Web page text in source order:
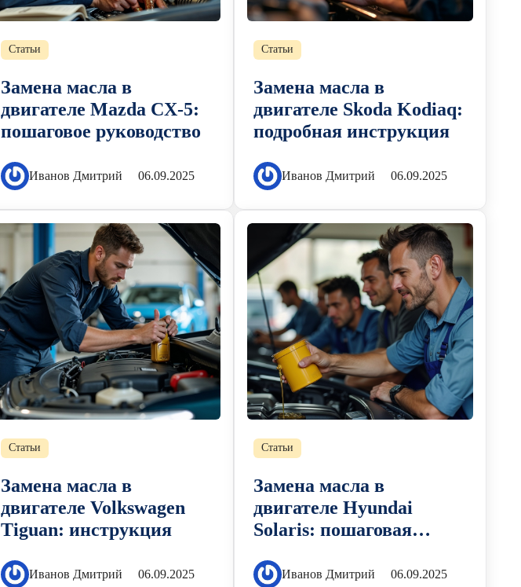
Статьи
Замена масла в
двигателе Mazda CX-5:
пошаговое руководство
Иванов Дмитрий 06.09.2025
Статьи
Замена масла в
двигателе Skoda Kodiaq:
подробная инструкция
Иванов Дмитрий 06.09.2025
Статьи
Замена масла в
двигателе Volkswagen
Tiguan: инструкция
Иванов Дмитрий 06.09.2025
Статьи
Замена масла в
двигателе Hyundai
Solaris: пошаговая
Иванов Дмитрий 06.09.2025